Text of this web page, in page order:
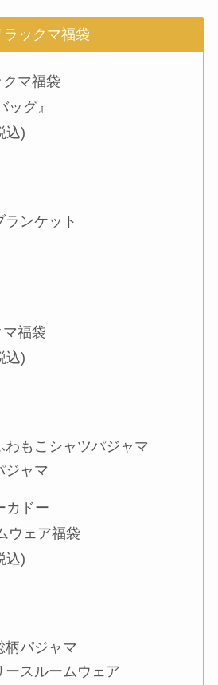
ラックマ福袋
マ福袋
ッグ』
込)
ランケット
福袋
込)
わもこシャツパジャマ
ジャマ
カドー
ウェア福袋
込)
柄パジャマ
ースルームウェア